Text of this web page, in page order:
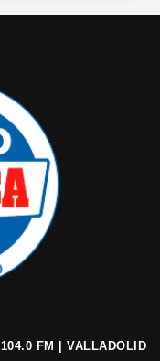
104.0 FM | VALLADOLID